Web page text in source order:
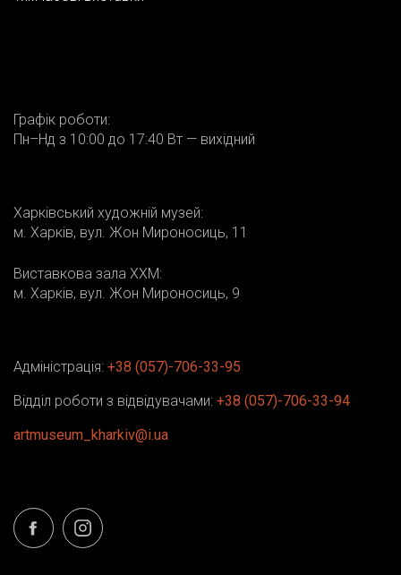
Графік роботи:
Пн–Нд з 10:00 до 17:40 Вт — вихідний
Харківський художній музей:
м. Харків, вул. Жон Мироносиць, 11
Виставкова зала ХХМ:
м. Харків, вул. Жон Мироносиць, 9
Адміністрація: +38 (057)-706-33-95
Відділ роботи з відвідувачами: +38 (057)-706-33-94
artmuseum_kharkiv@i.ua